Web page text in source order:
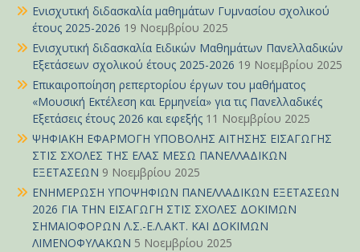
Ενισχυτική διδασκαλία μαθημάτων Γυμνασίου σχολικού
έτους 2025-2026 19 Νοεμβρίου 2025
Ενισχυτική διδασκαλία Ειδικών Μαθημάτων Πανελλαδικών
Εξετάσεων σχολικού έτους 2025-2026 19 Νοεμβρίου 2025
Επικαιροποίηση ρεπερτορίου έργων του μαθήματος
«Μουσική Εκτέλεση και Ερμηνεία» για τις Πανελλαδικές
Εξετάσεις έτους 2026 και εφεξής 11 Νοεμβρίου 2025
ΨΗΦΙΑΚΗ ΕΦΑΡΜΟΓΗ ΥΠΟΒΟΛΗΣ ΑΙΤΗΣΗΣ ΕΙΣΑΓΩΓΗΣ
ΣΤΙΣ ΣΧΟΛΕΣ ΤΗΣ ΕΛΑΣ ΜΕΣΩ ΠΑΝΕΛΛΑΔΙΚΩΝ
ΕΞΕΤΑΣΕΩΝ 9 Νοεμβρίου 2025
ΕΝΗΜΕΡΩΣΗ ΥΠΟΨΗΦΙΩΝ ΠΑΝΕΛΛΑΔΙΚΩΝ ΕΞΕΤΑΣΕΩΝ
2026 ΓΙΑ ΤΗΝ ΕΙΣΑΓΩΓΗ ΣΤΙΣ ΣΧΟΛΕΣ ΔΟΚΙΜΩΝ
ΣΗΜΑΙΟΦΟΡΩΝ Λ.Σ.-Ε.Λ.ΑΚΤ. ΚΑΙ ΔΟΚΙΜΩΝ
ΛΙΜΕΝΟΦΥΛΑΚΩΝ 5 Νοεμβρίου 2025